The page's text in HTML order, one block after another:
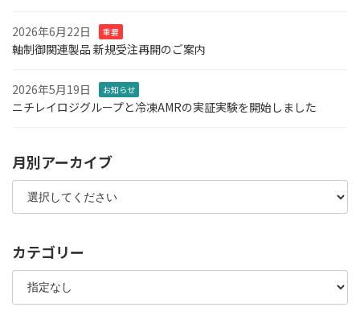
2026年6月22日 重要
軸制御関連製品 新規受注再開のご案内
2026年5月19日 お知らせ
ニチレイロジグループと冷凍AMRの実証実験を開始しました
月別アーカイブ
カテゴリー